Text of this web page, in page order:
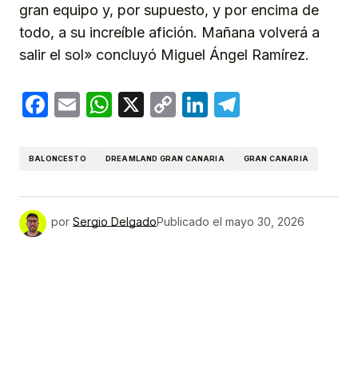
gran equipo y, por supuesto, y por encima de
todo, a su increíble afición. Mañana volverá a
salir el sol» concluyó Miguel Ángel Ramírez.
Facebook
EmailWhatsApp
X
CopyLinkedIn
BALONCESTO DREAMLAND GRAN CANARIA GRAN CANARIA
por Sergio DelgadoPublicado el mayo 30, 2026